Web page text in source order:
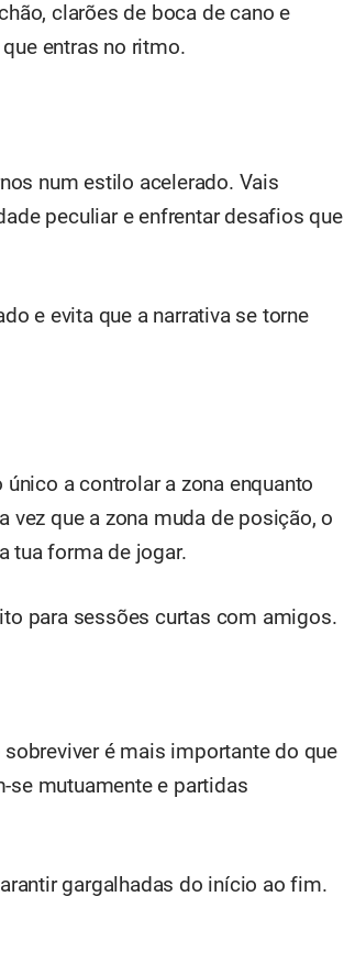
clarões de boca de cano e
entras no ritmo.
num estilo acelerado. Vais
peculiar e enfrentar desafios que
e evita que a narrativa se torne
a controlar a zona enquanto
vez que a zona muda de posição, o
tua forma de jogar.
para sessões curtas com amigos.
é mais importante do que
se mutuamente e partidas
gargalhadas do início ao fim.